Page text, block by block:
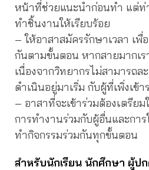
หน้าที่ช่วยแนะนำก่อนทำ แต่
ทำชิ้นงานให้เรียบร้อย
– ให้อาสาสมัครรักษาเวลา เพื่
กันตามขั้นตอน หากสายมากเร
เนื่องจากวิทยากรไม่สามารถล
ดำเนินอยู่มาเริ่ม กับผู้ที่เพิ่งเข้า
– อาสาที่จะเข้าร่วมต้องเตรีย
การทำงานร่วมกับผู้อื่นและกา
ทำกิจกรรมร่วมกันทุกขั้นตอน
สำหรับนักเรียน นักศึกษา ผู้ปก